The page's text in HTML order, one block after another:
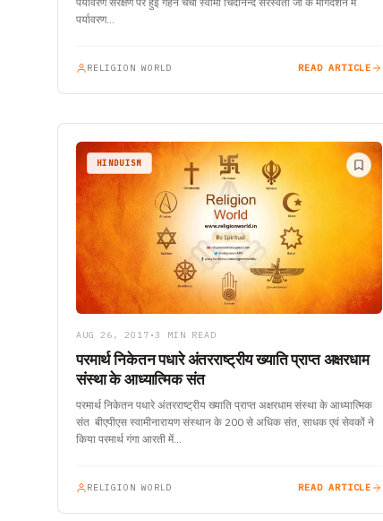
पर्यावरण…
RELIGION WORLD READ ARTICLE
HINDUISM
AUG 26, 2017 • 3 MIN READ
परमार्थ निकेतन पधारे अंतरराष्ट्रीय ख्याति प्राप्त अक्षरधाम
संस्था के आध्यात्मिक संत
परमार्थ निकेतन पधारे अंतरराष्ट्रीय ख्याति प्राप्त अक्षरधाम संस्था के आध्यात्मिक
संत बीएपीएस स्वामीनारायण संस्थान के 200 से अधिक संत, साधक एवं सेवकों ने
किया परमार्थ गंगा आरती में…
RELIGION WORLD READ ARTICLE